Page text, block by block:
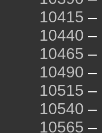
10415 –
10440 –
10465 –
10490 –
10515 –
10540 –
10565 –